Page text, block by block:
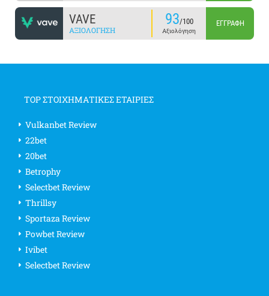
VAVE
ΑΞΙΟΛΌΓΗΣΗ
93/100
Αξιολόγηση
ΕΓΓΡΑΦΉ
TOP ΣΤΟΙΧΗΜΑΤΙΚΕΣ ΕΤΑΙΡΙΕΣ
Vulkanbet Review
22bet
20bet
Betrophy
Selectbet Review
Thrillsy
Sportaza Review
Powbet Review
Ivibet
Selectbet Review